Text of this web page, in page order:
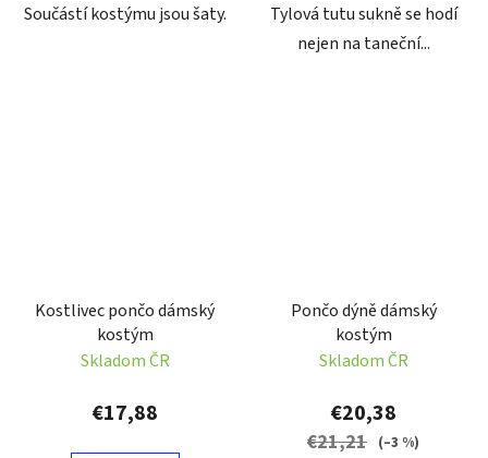
Součástí kostýmu jsou šaty.
Tylová tutu sukně se hodí
nejen na taneční...
Kostlivec pončo dámský
kostým
Skladom ČR
€17,88
Pončo dýně dámský
kostým
Skladom ČR
€20,38
€21,21 (–3 %)